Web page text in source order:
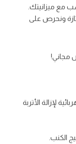
مع ميزانيتك.
ونحرص على
مجاني!
لإزالة الأتربة
الكنب.